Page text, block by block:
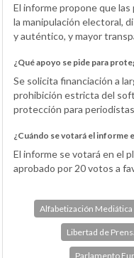
El informe propone que
la manipulación electoral,
y auténtico, y mayor
¿Qué apoyo se pide para
Se solicita financiación a
prohibición estricta del
protección para
¿Cuándo se votará el informe
El informe se votará en el
aprobado por 20 votos a
Alfabetización Mediática
Libertad de
Parlamento